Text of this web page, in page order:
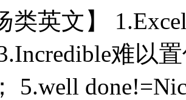
类英文】
难以
5.well